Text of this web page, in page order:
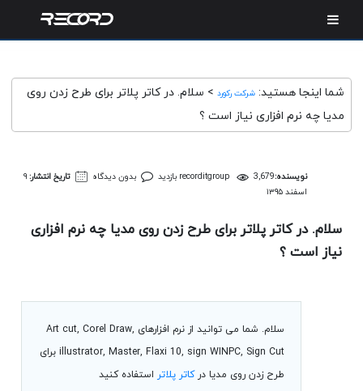
شما اینجا هستید: شرکت رکورد > سلام. در کاتر پلاتر برای طرح زدن روی
مدیا چه نرم افزاری نیاز است ؟
نویسنده: recorditgroup 3,679 بازدید بدون دیدگاه تاریخ انتشار:۹
اسفند ۱۳۹۵
سلام. در کاتر پلاتر برای طرح زدن روی مدیا چه نرم افزاری
نیاز است ؟
سلام. شما می توانید از نرم افزارهای Art cut, Corel Draw,
illustrator, Master, Flaxi 10, sign WINPC, Sign Cut برای
طرح زدن روی مدیا درکاتر پلاتر استفاده کنید